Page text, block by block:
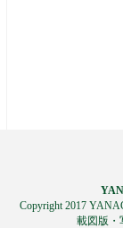
Copyright 2017
載図版・